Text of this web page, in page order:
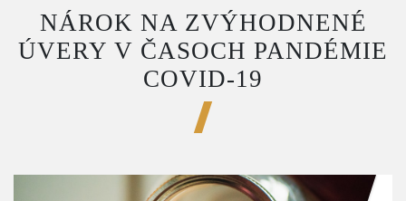
NÁROK NA ZVÝHODNENÉ
ÚVERY V ČASOCH PANDÉMIE
COVID-19